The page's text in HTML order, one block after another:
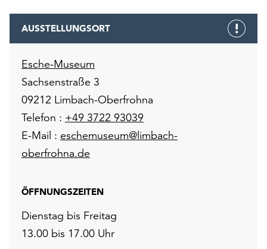
AUSSTELLUNGSORT
Esche-Museum
Sachsenstraße 3
09212 Limbach-Oberfrohna
Telefon : +49 3722 93039
E-Mail : eschemuseum@limbach-
oberfrohna.de
ÖFFNUNGSZEITEN
Dienstag bis Freitag
13.00 bis 17.00 Uhr